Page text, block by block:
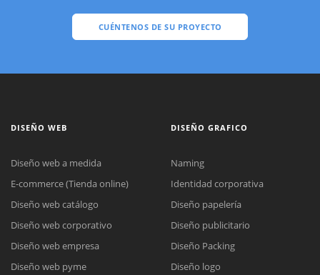
CUÉNTENOS DE SU PROYECTO
DISEÑO WEB
Diseño web a medida
E-commerce (Tienda online)
Diseño web catálogo
Diseño web corporativo
Diseño web empresa
Diseño web pyme
DISEÑO GRAFICO
Naming
Identidad corporativa
Diseño papelería
Diseño publicitario
Diseño Packing
Diseño logo